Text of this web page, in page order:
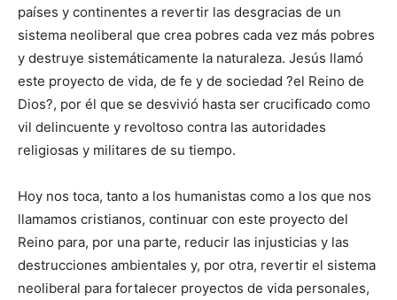
países y continentes a revertir las desgracias de un
sistema neoliberal que crea pobres cada vez más pobres
y destruye sistemáticamente la naturaleza. Jesús llamó
este proyecto de vida, de fe y de sociedad ?el Reino de
Dios?, por él que se desvivió hasta ser crucificado como
vil delincuente y revoltoso contra las autoridades
religiosas y militares de su tiempo.
Hoy nos toca, tanto a los humanistas como a los que nos
llamamos cristianos, continuar con este proyecto del
Reino para, por una parte, reducir las injusticias y las
destrucciones ambientales y, por otra, revertir el sistema
neoliberal para fortalecer proyectos de vida personales,